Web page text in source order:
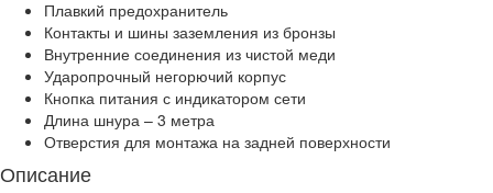
Плавкий предохранитель
Контакты и шины заземления из бронзы
Внутренние соединения из чистой меди
Ударопрочный негорючий корпус
Кнопка питания с индикатором сети
Длина шнура – 3 метра
Отверстия для монтажа на задней поверхности
Описание